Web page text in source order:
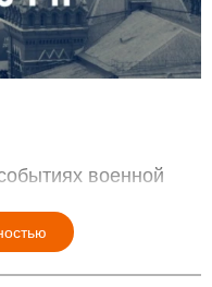
военной